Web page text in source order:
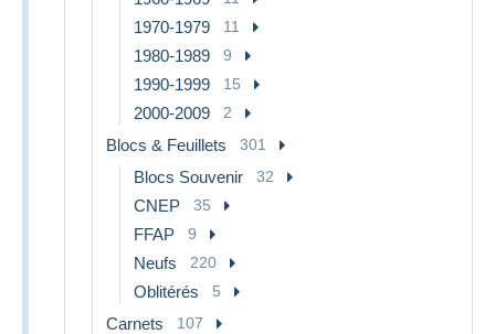
1970-1979 11
1980-1989 9
1990-1999 15
2000-2009 2
Blocs & Feuillets 301
Blocs Souvenir 32
CNEP 35
FFAP 9
Neufs 220
Oblitérés 5
Carnets 107